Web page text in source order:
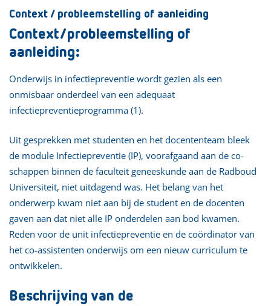
Context / probleemstelling of aanleiding
Context/probleemstelling of
aanleiding:
Onderwijs in infectiepreventie wordt gezien als een
onmisbaar onderdeel van een adequaat
infectiepreventieprogramma (1).
Uit gesprekken met studenten en het docententeam bleek
de module Infectiepreventie (IP), voorafgaand aan de co-
schappen binnen de faculteit geneeskunde aan de Radboud
Universiteit, niet uitdagend was. Het belang van het
onderwerp kwam niet aan bij de student en de docenten
gaven aan dat niet alle IP onderdelen aan bod kwamen.
Reden voor de unit infectiepreventie en de coördinator van
het co-assistenten onderwijs om een nieuw curriculum te
ontwikkelen.
Beschrijving van de